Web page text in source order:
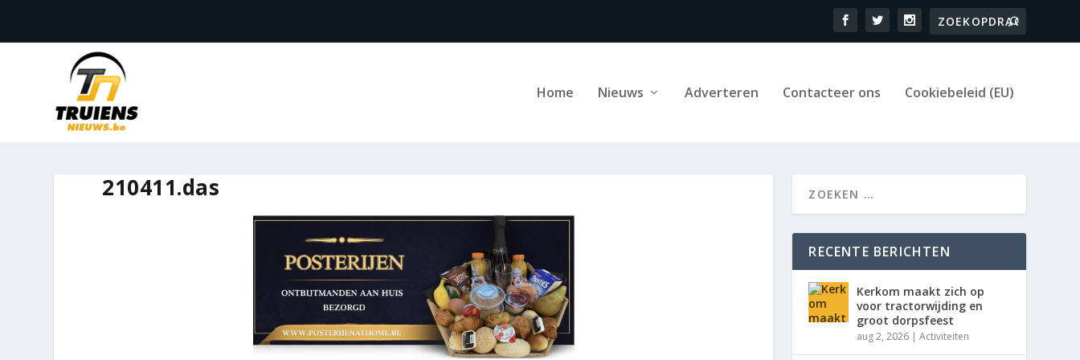
Home Nieuws Adverteren Contacteer ons Cookiebeleid (EU)
210411.das
RECENTE BERICHTEN
Kerkom maakt zich op
voor tractorwijding en
groot dorpsfeest
aug 2, 2026 |Activiteiten